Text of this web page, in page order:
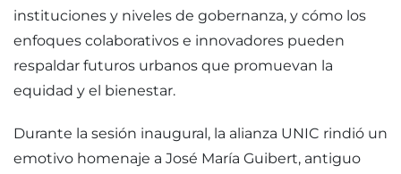
instituciones y niveles de gobernanza, y cómo los
enfoques colaborativos e innovadores pueden
respaldar futuros urbanos que promuevan la
equidad y el bienestar.
Durante la sesión inaugural, la alianza UNIC rindió un
emotivo homenaje a José María Guibert, antiguo